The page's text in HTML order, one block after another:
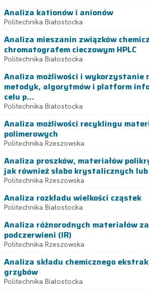
Analiza kationów i anionów
Politechnika Białostocka
Analiza mieszanin związków
chromatografem cieczowym HPLC
Politechnika Białostocka
Analiza możliwości i wykorzystanie
metodyk, algorytmów i platform
celu p...
Politechnika Białostocka
Analiza możliwości recyklingu
polimerowych
Politechnika Rzeszowska
Analiza proszków, materiałów
jak również słabo krystalicznych
Politechnika Rzeszowska
Analiza rozkładu wielkości cząstek
Politechnika Białostocka
Analiza różnorodnych materiałów za
podczerwieni (IR)
Politechnika Rzeszowska
Analiza składu chemicznego
grzybów
Politechnika Białostocka